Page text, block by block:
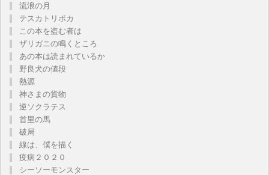
流浪の月
テスカトリポカ
この本を盗む者は
ザリガニの鳴くところ
あの本は読まれているか
野良犬の値段
熱源
神さまの貨物
逆ソクラテス
首里の馬
破局
線は、僕を描く
疫病２０２０
シーソーモンスター